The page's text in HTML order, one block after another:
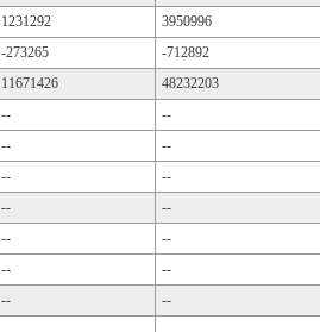
1231292 3950996
-273265 -712892
11671426 48232203
-- --
-- --
-- --
-- --
-- --
-- --
-- --